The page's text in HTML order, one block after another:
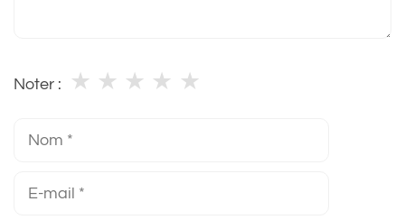
Noter : ★
★
★
★
★